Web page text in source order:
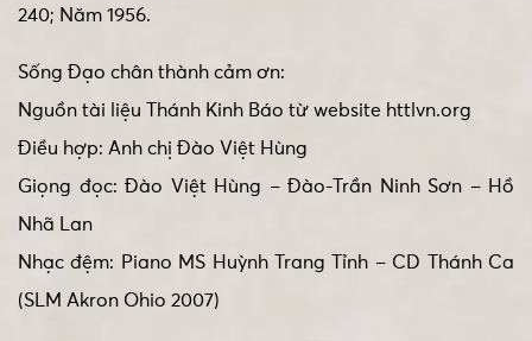
240; Năm 1956.
Sống Đạo chân thành cảm ơn:
Nguồn tài liệu Thánh Kinh Báo từ website httlvn.org
Điều hợp: Anh chị Đào Việt Hùng
Giọng đọc: Đào Việt Hùng – Đào-Trần Ninh Sơn – Hồ
Nhã Lan
Nhạc đệm: Piano MS Huỳnh Trang Tỉnh – CD Thánh Ca
(SLM Akron Ohio 2007)